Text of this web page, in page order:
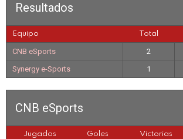
Resultados
Equipo Total
CNB eSports
2
Synergy e-Sports
1
CNB eSports
Jugados Goles Victorias